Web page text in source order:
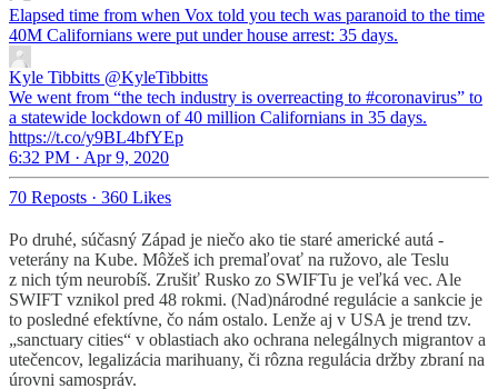
Elapsed time from when Vox told you tech was paranoid to the time
Kyle Tibbitts @KyleTibbitts
We went from “the tech industry is overreacting to #coronavirus” to
a statewide lockdown of 40 million Californians in 35 days.
https://t.co/y9BL4bfYEp
6:32 PM · Apr 9, 2020
70 Reposts · 360 Likes
Po druhé, súčasný Západ je niečo ako tie staré americké autá -
veterány na Kube. Môžeš ich premaľovať na ružovo, ale Teslu
z nich tým neurobíš. Zrušiť Rusko zo SWIFTu je veľká vec. Ale
SWIFT vznikol pred 48 rokmi. (Nad)národné regulácie a sankcie je
to posledné efektívne, čo nám ostalo. Lenže aj v USA je trend tzv.
„sanctuary cities“ v oblastiach ako ochrana nelegálnych migrantov a
utečencov, legalizácia marihuany, či rôzna regulácia držby zbraní na
úrovni samospráv.